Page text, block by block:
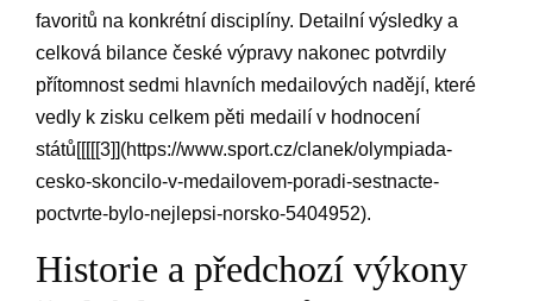
favoritů ‌na ​konkrétní⁣ disciplíny. Detailní výsledky a
celková bilance české výpravy nakonec potvrdily
‍přítomnost sedmi hlavních medailových nadějí, které
vedly k zisku celkem pěti medailí ​v hodnocení
států[[[[[3]](https://www.sport.cz/clanek/olympiada-
cesko-skoncilo-v-medailovem-poradi-sestnacte-
poctvrte-bylo-nejlepsi-norsko-5404952).
Historie a předchozí výkony